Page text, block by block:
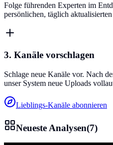
Folge führenden Experten im
persönlichen, täglich
3. Kanäle vorschlagen
Schlage neue Kanäle vor. Nach
unser System neue Uploads
Lieblings-Kanäle abonnieren
Neueste Analysen(7)